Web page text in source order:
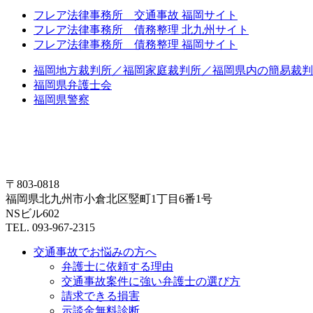
フレア法律事務所 交通事故 福岡サイト
フレア法律事務所 債務整理 北九州サイト
フレア法律事務所 債務整理 福岡サイト
福岡地方裁判所／福岡家庭裁判所／福岡県内の簡易裁
福岡県弁護士会
福岡県警察
〒803-0818
福岡県北九州市小倉北区竪町1丁目6番1号
NSビル602
TEL. 093-967-2315
交通事故でお悩みの方へ
弁護士に依頼する理由
交通事故案件に強い弁護士の選び方
請求できる損害
示談金無料診断